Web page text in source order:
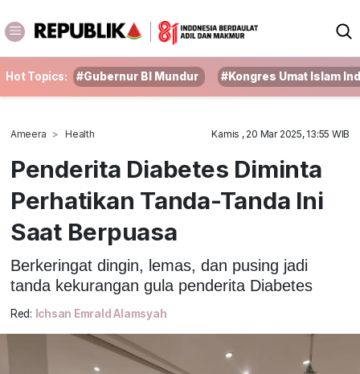
Hot Topics: #Gubernur BI Mundur #Kongres Umat Islam
Ameera Health Kamis , 20 Mar 2025, 13:55 WIB
Penderita Diabetes Diminta
Perhatikan Tanda-Tanda Ini
Saat Berpuasa
Berkeringat dingin, lemas, dan pusing jadi
tanda kekurangan gula penderita Diabetes
Red: Ichsan Emrald Alamsyah